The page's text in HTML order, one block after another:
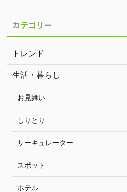
カテゴリー
トレンド
生活・暮らし
お見舞い
しりとり
サーキュレーター
スポット
ホテル